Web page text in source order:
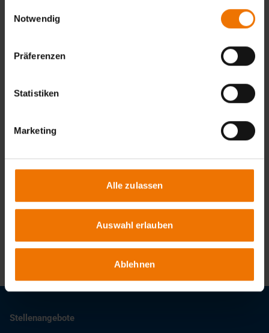
Notwendig
Präferenzen
Statistiken
Marketing
Alle zulassen
Auswahl erlauben
Ablehnen
GSI - Träger- und
Zertifikat nach DIN EN ISO
Stellenangebote